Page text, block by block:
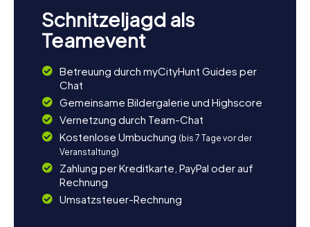
Schnitzeljagd als
Teamevent
Betreuung durch myCityHunt Guides per
Chat
Gemeinsame Bildergalerie und Highscore
Vernetzung durch Team-Chat
Kostenlose Umbuchung (bis 7 Tage vor der
Veranstaltung)
Zahlung per Kreditkarte, PayPal oder auf
Rechnung
Umsatzsteuer-Rechnung